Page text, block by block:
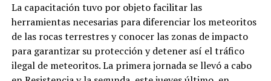
La capacitación tuvo por objeto facilitar las
herramientas necesarias para diferenciar los meteoritos
de las rocas terrestres y conocer las zonas de impacto
para garantizar su protección y detener así el tráfico
ilegal de meteoritos. La primera jornada se llevó a cabo